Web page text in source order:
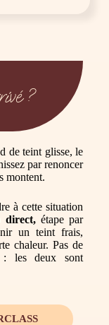
?
de teint glisse, le
par renoncer
montent.
à cette situation
direct,étape par
un teint frais,
chaleur. Pas de
: les deux sont